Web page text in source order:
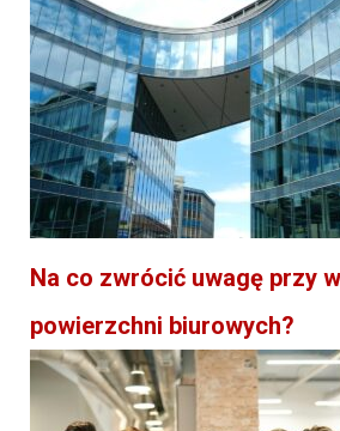
Na co zwrócić uwagę przy
powierzchni biurowych?